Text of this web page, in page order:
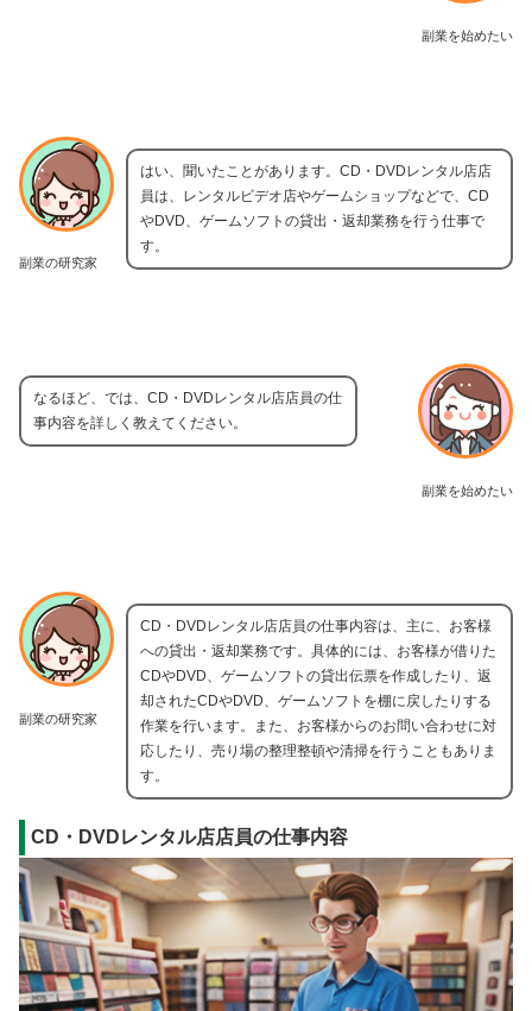
副業を始めたい
副業の研究家
はい、聞いたことがあります。CD・DVDレンタル店店
員は、レンタルビデオ店やゲームショップなどで、CD
やDVD、ゲームソフトの貸出・返却業務を行う仕事で
す。
副業を始めたい
なるほど、では、CD・DVDレンタル店店員の仕
事内容を詳しく教えてください。
副業の研究家
CD・DVDレンタル店店員の仕事内容は、主に、お客様
への貸出・返却業務です。具体的には、お客様が借りた
CDやDVD、ゲームソフトの貸出伝票を作成したり、返
却されたCDやDVD、ゲームソフトを棚に戻したりする
作業を行います。また、お客様からのお問い合わせに対
応したり、売り場の整理整頓や清掃を行うこともありま
す。
CD・DVDレンタル店店員の仕事内容